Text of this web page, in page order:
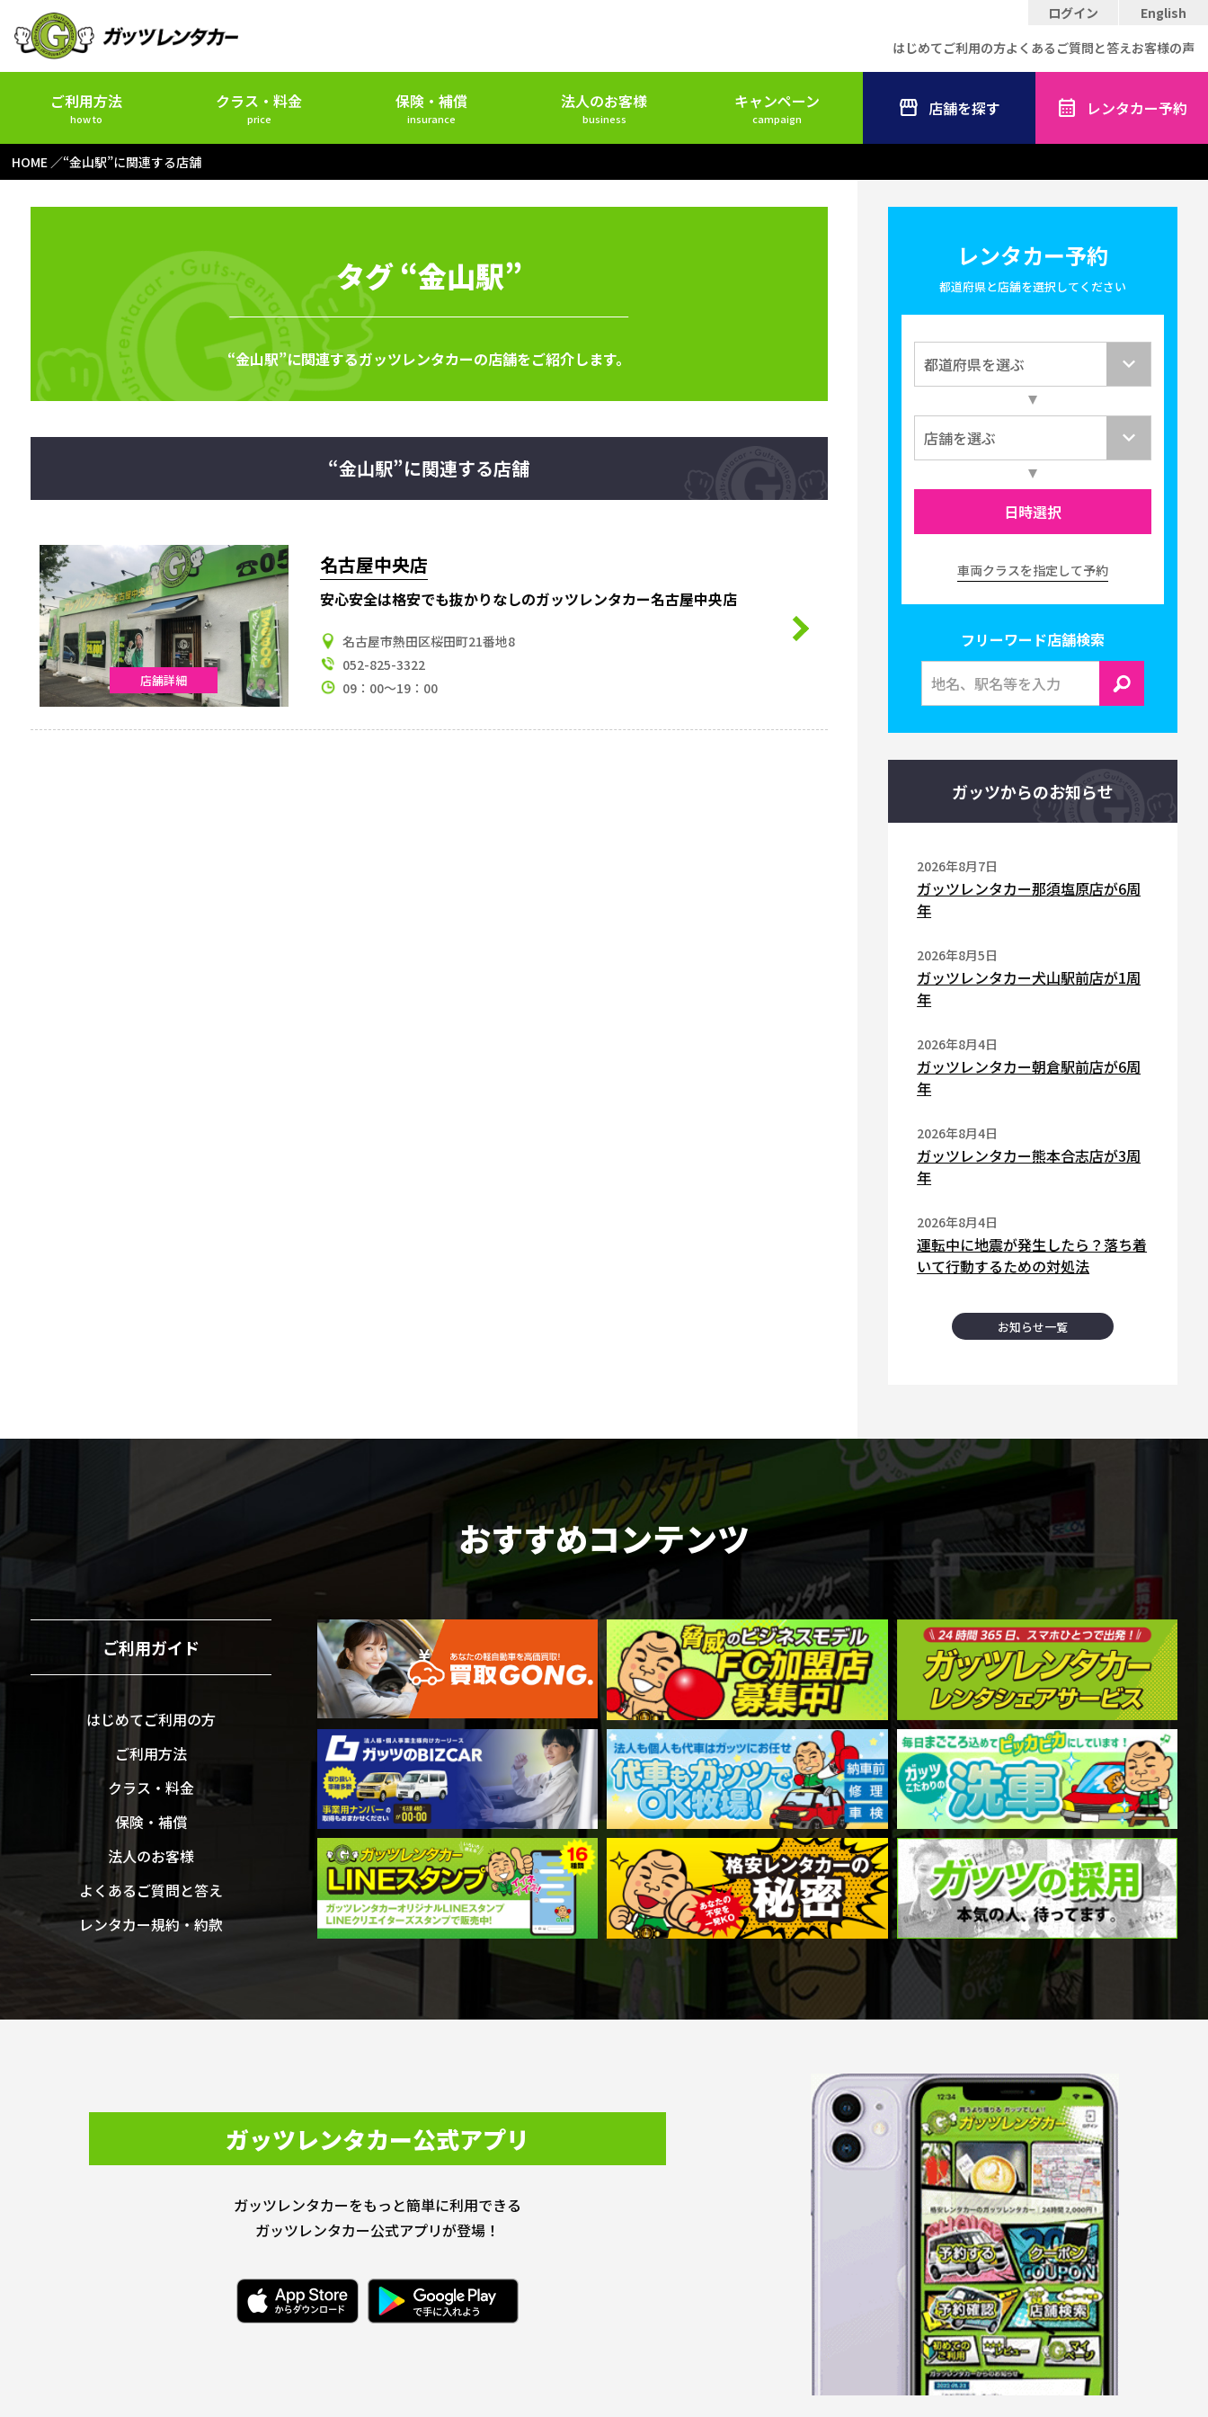
ログイン
English
はじめてご利用の方よくあるご質問と答えお客様の声
ご利用方法
how to
クラス・料金
price
保険・補償
insurance
法人のお客様
business
キャンペーン
campaign 店舗を探す レンタカー予約
HOME “金山駅”に関連する店舗
タグ “金山駅”
“金山駅”に関連するガッツレンタカーの店舗をご紹介します。
“金山駅”に関連する店舗
名古屋中央店
安心安全は格安でも抜かりなしのガッツレンタカー名古屋中央店
名古屋市熱田区桜田町21番地8
052-825-3322
09：00～19：00
店舗詳細
レンタカー予約
都道府県と店舗を選択してください
日時選択
車両クラスを指定して予約
フリーワード店舗検索
ガッツからのお知らせ
2026年8月7日
ガッツレンタカー那須塩原店が6周
年
2026年8月5日
ガッツレンタカー犬山駅前店が1周
年
2026年8月4日
ガッツレンタカー朝倉駅前店が6周
年
2026年8月4日
ガッツレンタカー熊本合志店が3周
年
2026年8月4日
運転中に地震が発生したら？落ち着
いて行動するための対処法
お知らせ一覧
おすすめコンテンツ
ご利用ガイド
はじめてご利用の方
ご利用方法
クラス・料金
保険・補償
法人のお客様
よくあるご質問と答え
レンタカー規約・約款
ガッツレンタカー公式アプリ
ガッツレンタカーをもっと簡単に利用できる
ガッツレンタカー公式アプリが登場！